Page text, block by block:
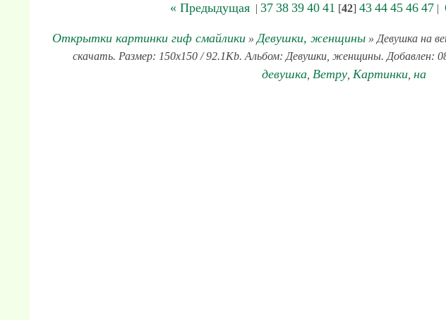
« Предыдущая| 37 38 39 40 41 [42] 43 44 45 46 47|
Открытки картинки гиф смайлики » Девушки, женщины » Девушка на
скачать. Размер: 150x150 / 92.1Kb. Альбом: Девушки, женщины. Добавлен:
девушка, Ветру, Картинки, на